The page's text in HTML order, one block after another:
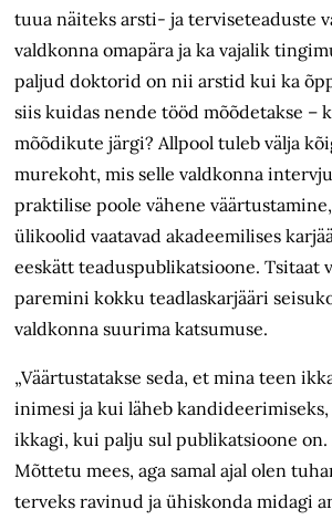
tuua näiteks arsti- ja terviseteaduste
valdkonna omapära ja ka vajalik
paljud doktorid on nii arstid kui ka
siis kuidas nende tööd mõõdetakse –
mõõdikute järgi? Allpool tuleb välja
murekoht, mis selle valdkonna
praktilise poole vähene
ülikoolid vaatavad akadeemilises
eeskätt teaduspublikatsioone. Tsitaat
paremini kokku teadlaskarjääri
valdkonna suurima katsumuse.
„Väärtustatakse seda, et mina teen
inimesi ja kui läheb kandideerimiseks,
ikkagi, kui palju sul publikatsioone
Mõttetu mees, aga samal ajal olen
terveks ravinud ja ühiskonda midagi